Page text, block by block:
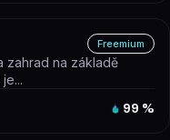
Freemium
zahrad na základě
99 %